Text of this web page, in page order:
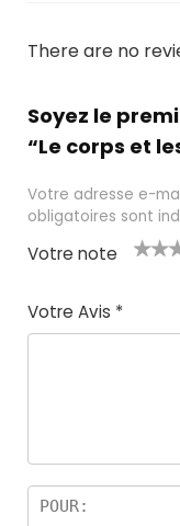
There are no
Soyez le
“Le corps et
Votre adresse e-
obligatoires sont
Votre note
t
5
s
5
Votre Avis *